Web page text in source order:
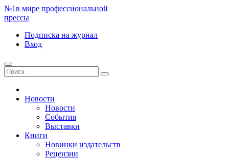
№1в мире профессиональной
прессы
Подписка на журнал
Вход
Новости
Новости
События
Выставки
Книги
Новинки издательств
Рецензии